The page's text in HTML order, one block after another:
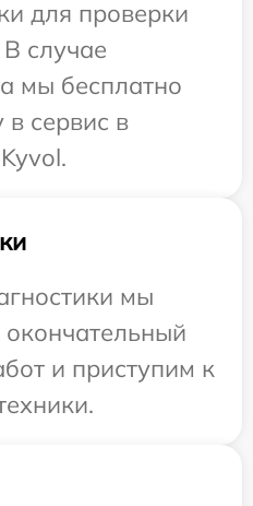
для проверки
случае
мы бесплатно
в сервис в
мы
и приступим к